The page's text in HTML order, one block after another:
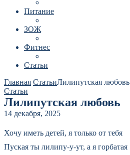
Питание
ЗОЖ
Фитнес
Статьи
Главная СтатьиЛилипутская любовь
Статьи
Лилипутская любовь
14 декабря, 2025
Хочу иметь детей, я только от тебя
Пуская ты лилипу-у-ут, а я гоpбатая